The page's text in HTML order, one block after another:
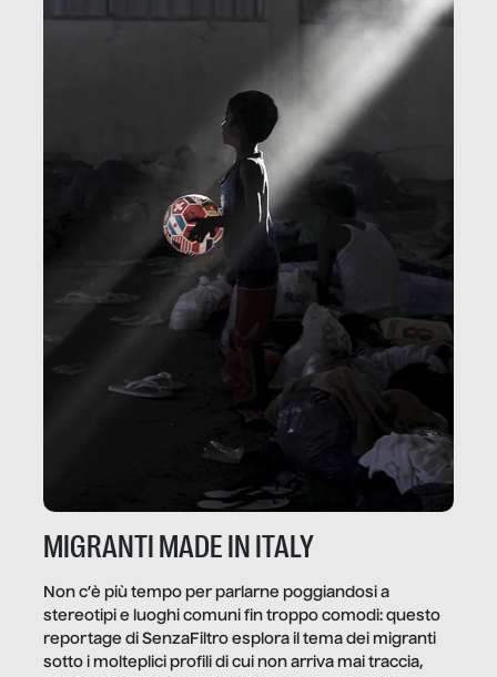
MIGRANTI MADE IN ITALY
Non c’è più tempo per parlarne poggiandosi a
stereotipi e luoghi comuni fin troppo comodi: questo
reportage di SenzaFiltro esplora il tema dei migranti
sotto i molteplici profili di cui non arriva mai traccia,